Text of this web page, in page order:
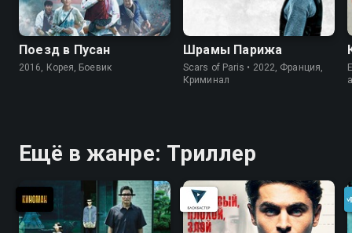
Поезд в Пусан
2016, Корея, Боевик
Шрамы Парижа
Scars of Paris • 2022, Франция,
Криминал
Ещё в жанре: Триллер